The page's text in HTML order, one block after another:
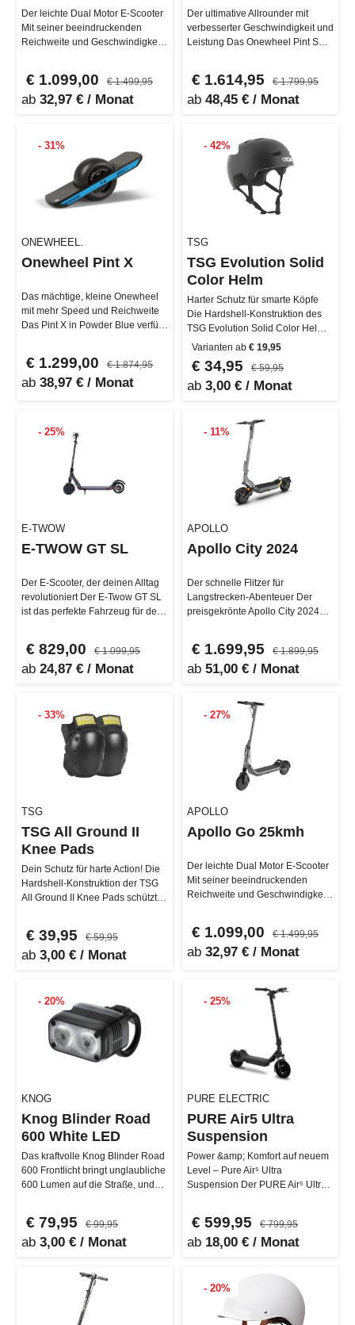
Der leichte Dual Motor E-Scooter
Mit seiner beeindruckenden
Reichweite und Geschwindigkeit
€ 1.099,00 € 1.499,95
ab 32,97 € / Monat
Der ultimative Allrounder mit
verbesserter Geschwindigkeit und
Leistung Das Onewheel Pint S
€ 1.614,95 € 1.799,95
ab 48,45 € / Monat
- 31%
ONEWHEEL.
Onewheel Pint X
Das mächtige, kleine Onewheel
mit mehr Speed und Reichweite
Das Pint X in Powder Blue verfügt
€ 1.299,00 € 1.874,95
ab 38,97 € / Monat
- 42%
TSG
TSG Evolution Solid
Color Helm
Harter Schutz für smarte Köpfe
Die Hardshell-Konstruktion des
TSG Evolution Solid Color Helm
besteht aus strapazierfähig…
Varianten ab € 19,95
€ 34,95 € 59,95
ab 3,00 € / Monat
- 25%
E-TWOW
E-TWOW GT SL
Der E-Scooter, der deinen Alltag
revolutioniert Der E-Twow GT SL
ist das perfekte Fahrzeug für den
€ 829,00 € 1.099,95
ab 24,87 € / Monat
- 11%
APOLLO
Apollo City 2024
Der schnelle Flitzer für
Langstrecken-Abenteuer Der
preisgekrönte Apollo City 2024
€ 1.699,95 € 1.899,95
ab 51,00 € / Monat
- 33%
TSG
TSG All Ground II
Knee Pads
Dein Schutz für harte Action! Die
Hardshell-Konstruktion der TSG
All Ground II Knee Pads schützt
€ 39,95 € 59,95
ab 3,00 € / Monat
- 27%
APOLLO
Apollo Go 25kmh
Der leichte Dual Motor E-Scooter
Mit seiner beeindruckenden
Reichweite und Geschwindigkeit
€ 1.099,00 € 1.499,95
ab 32,97 € / Monat
- 20%
KNOG
Knog Blinder Road
600 White LED
Das kraftvolle Knog Blinder Road
600 Frontlicht bringt unglaubliche
600 Lumen auf die Straße, und
€ 79,95 € 99,95
ab 3,00 € / Monat
- 25%
PURE ELECTRIC
PURE Air5 Ultra
Suspension
Power &amp; Komfort auf neuem
Level – Pure Air⁵ Ultra
Suspension Der PURE Air⁵ Ultra
€ 599,95 € 799,95
ab 18,00 € / Monat
- 20%